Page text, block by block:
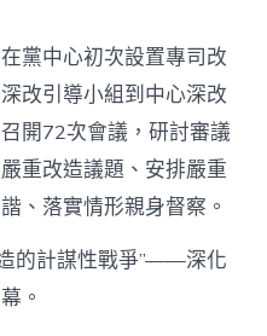
黨中心初次設置專司改
改引導小組到中心深改
開72次會議，研討審議
重改造議題、安排嚴重
、落實情形親身督察。
的計謀性戰爭”——深化
。